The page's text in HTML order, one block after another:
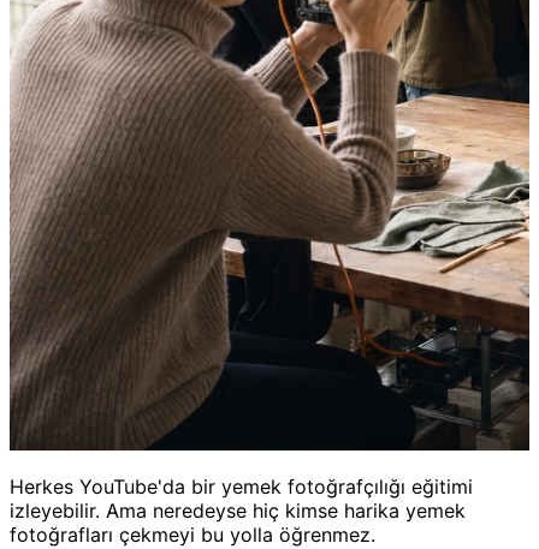
Herkes YouTube'da bir yemek fotoğrafçılığı eğitimi
izleyebilir. Ama neredeyse hiç kimse harika yemek
fotoğrafları çekmeyi bu yolla öğrenmez.